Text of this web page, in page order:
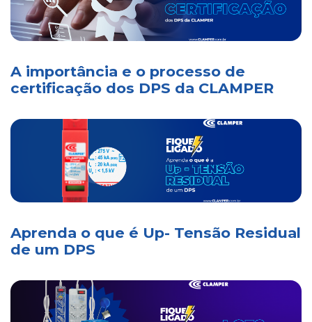
A importância e o processo de
certificação dos DPS da CLAMPER
Aprenda o que é Up- Tensão Residual
de um DPS